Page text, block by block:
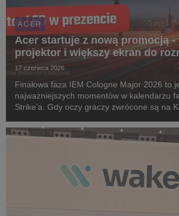
ACER
Acer startuje z nową promocją -
projektor i większy ekran do
17 czerwca 2026
Finałowa faza IEM Cologne Major 2026 to
najważniejszych momentów w kalendarzu
Strike’a. Gdy oczy graczy zwrócone są na
muszą kończyć się na oglądaniu transmisji.